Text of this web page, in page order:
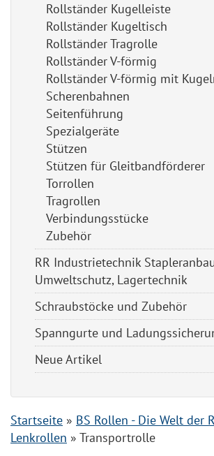
Rollständer Kugelleiste
Rollständer Kugeltisch
Rollständer Tragrolle
Rollständer V-förmig
Rollständer V-förmig mit
Scherenbahnen
Seitenführung
Spezialgeräte
Stützen
Stützen für Gleitbandförderer
Torrollen
Tragrollen
Verbindungsstücke
Zubehör
RR Industrietechnik
Umweltschutz, Lagertechnik
Schraubstöcke und Zubehör
Spanngurte und
Neue Artikel
Startseite » BS Rollen - Die Welt der
Lenkrollen » Transportrolle